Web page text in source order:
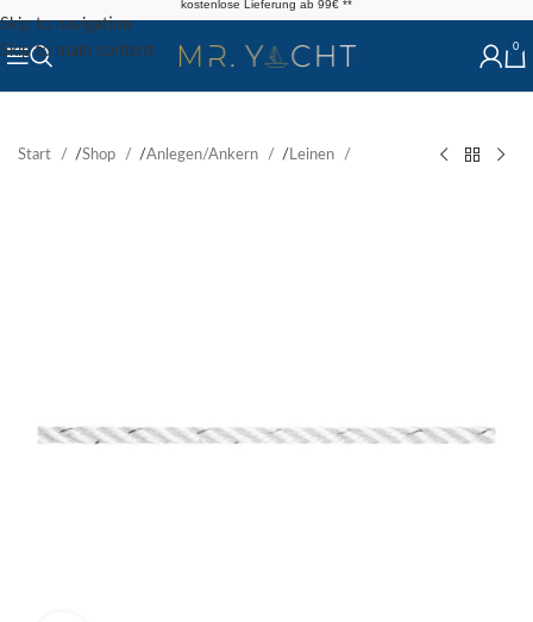
Skip to navigation
Skip to main content
kostenlose Lieferung ab 99€ **
0
Start /Shop /Anlegen/Ankern / Leinen